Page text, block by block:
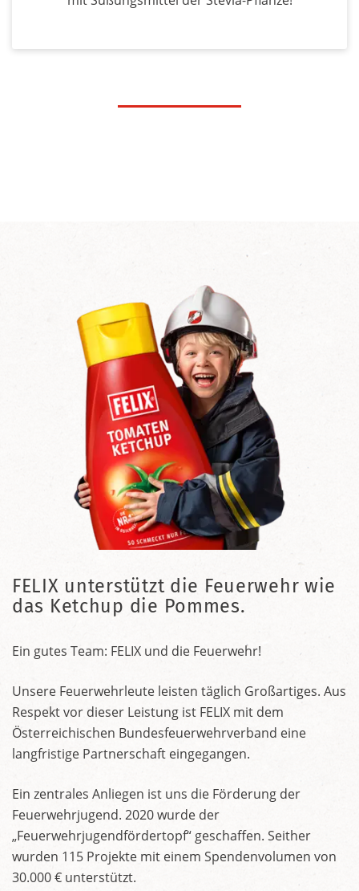
FELIX unterstützt die Feuerwehr wie
das Ketchup die Pommes.
Ein gutes Team: FELIX und die Feuerwehr!
Unsere Feuerwehrleute leisten täglich Großartiges. Aus
Respekt vor dieser Leistung ist FELIX mit dem
Österreichischen Bundesfeuerwehrverband eine
langfristige Partnerschaft eingegangen.
Ein zentrales Anliegen ist uns die Förderung der
Feuerwehrjugend. 2020 wurde der
„Feuerwehrjugendfördertopf“ geschaffen. Seither
wurden 115 Projekte mit einem Spendenvolumen von
30.000 € unterstützt.